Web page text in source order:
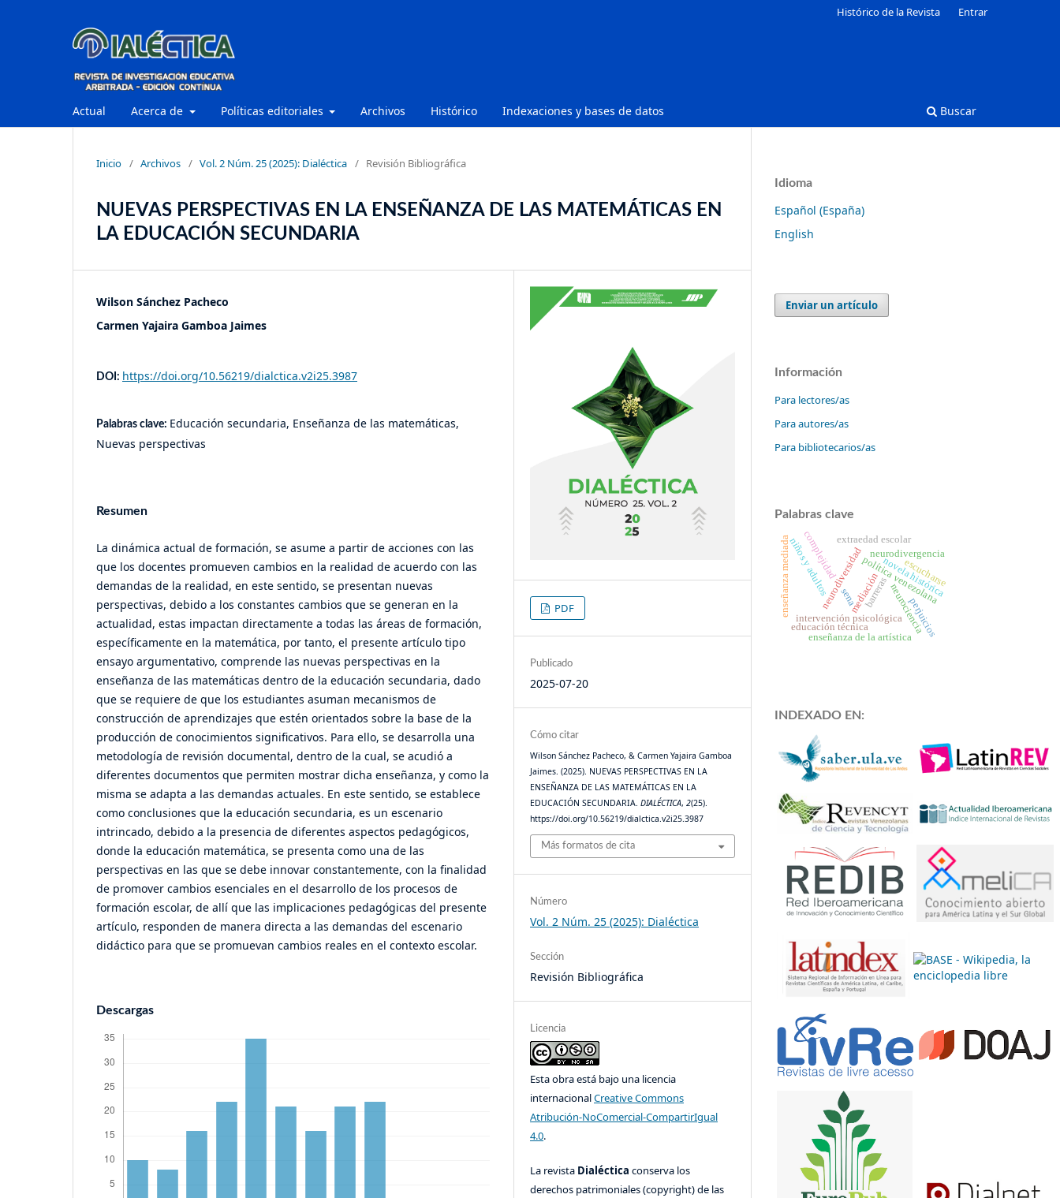
Actual Acerca de Políticas editoriales Archivos Histórico Indexaciones y bases de datos Buscar
Histórico de la Revista Entrar
Inicio / Archivos / Vol. 2 Núm. 25 (2025): Dialéctica / Revisión Bibliográfica
NUEVAS PERSPECTIVAS EN LA ENSEÑANZA DE LAS MATEMÁTICAS EN
LA EDUCACIÓN SECUNDARIA
Wilson Sánchez Pacheco
Carmen Yajaira Gamboa Jaimes
DOI: https://doi.org/10.56219/dialctica.v2i25.3987
Palabras clave: Educación secundaria, Enseñanza de las matemáticas,
Nuevas perspectivas
Resumen
La dinámica actual de formación, se asume a partir de acciones con las
que los docentes promueven cambios en la realidad de acuerdo con las
demandas de la realidad, en este sentido, se presentan nuevas
perspectivas, debido a los constantes cambios que se generan en la
actualidad, estas impactan directamente a todas las áreas de formación,
específicamente en la matemática, por tanto, el presente artículo tipo
ensayo argumentativo, comprende las nuevas perspectivas en la
enseñanza de las matemáticas dentro de la educación secundaria, dado
que se requiere de que los estudiantes asuman mecanismos de
construcción de aprendizajes que estén orientados sobre la base de la
producción de conocimientos significativos. Para ello, se desarrolla una
metodología de revisión documental, dentro de la cual, se acudió a
diferentes documentos que permiten mostrar dicha enseñanza, y como la
misma se adapta a las demandas actuales. En este sentido, se establece
como conclusiones que la educación secundaria, es un escenario
intrincado, debido a la presencia de diferentes aspectos pedagógicos,
donde la educación matemática, se presenta como una de las
perspectivas en las que se debe innovar constantemente, con la finalidad
de promover cambios esenciales en el desarrollo de los procesos de
formación escolar, de allí que las implicaciones pedagógicas del presente
artículo, responden de manera directa a las demandas del escenario
didáctico para que se promuevan cambios reales en el contexto escolar.
Descargas
PDF
Publicado
2025-07-20
Cómo citar
Wilson Sánchez Pacheco, & Carmen Yajaira Gamboa
Jaimes. (2025). NUEVAS PERSPECTIVAS EN LA
ENSEÑANZA DE LAS MATEMÁTICAS EN LA
EDUCACIÓN SECUNDARIA.DIALÉCTICA,2(25).
https://doi.org/10.56219/dialctica.v2i25.3987
Más formatos de cita
Número
Vol. 2 Núm. 25 (2025): Dialéctica
Sección
Revisión Bibliográfica
Licencia
Esta obra está bajo una licencia
internacionalCreative Commons
Atribución-NoComercial-CompartirIgual
4.0.
La revista Dialécticaconserva los
derechos patrimoniales (copyright) de las
Idioma
Español (España)
English
Enviar un artículo
Información
Para lectores/as
Para autores/as
Para bibliotecarios/as
Palabras clave
intervención psicológica
política venezolana
neurodivergencia
neurodiversidad neurociencia
mediaciónnovela histórica
complejidad
sena
educación técnica
niños y adultos
enseñanza mediada
enseñanza de la artística
extraedad escolar
barreras
escucharse
perjuicios
INDEXADO EN: